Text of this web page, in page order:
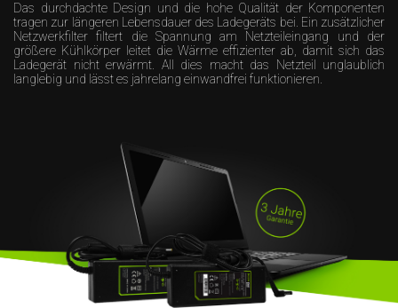
Das durchdachte Design und die hohe Qualität der Komponenten
tragen zur längeren Lebensdauer des Ladegeräts bei. Ein zusätzlicher
Netzwerkfilter filtert die Spannung am Netzteileingang und der
größere Kühlkörper leitet die Wärme effizienter ab, damit sich das
Ladegerät nicht erwärmt. All dies macht das Netzteil unglaublich
langlebig und lässt es jahrelang einwandfrei funktionieren.